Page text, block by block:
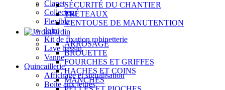
Clapet
Collecteur
Flexible
Joint
Kit de fixation robinetterie
Lave bassin
Vanne
Quincaillerie
Affichage et signalisation
Boîte aux lettres
SÉCURITÉ DU CHANTIER
TRÉTEAUX
VENTOUSE DE MANUTENTION
Jardin
ARROSAGE
BROUETTE
FOURCHES ET GRIFFES
HACHES ET COINS
MANCHES